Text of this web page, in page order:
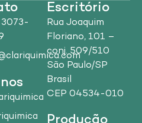
3073-
Escritório
Rua Joaquim
Floriano, 101 –
conj. 509/510
São Paulo/SP
Brasil
CEP 04534-010